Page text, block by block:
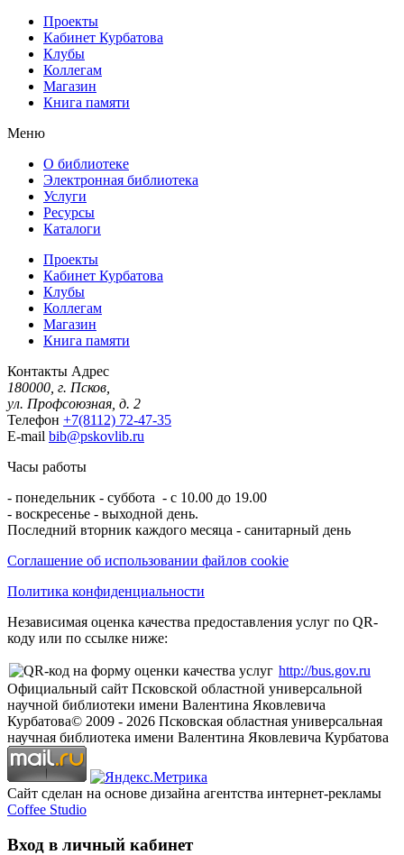
Проекты
Кабинет Курбатова
Клубы
Коллегам
Магазин
Книга памяти
Меню
О библиотеке
Электронная библиотека
Услуги
Ресурсы
Каталоги
Проекты
Кабинет Курбатова
Клубы
Коллегам
Магазин
Книга памяти
Контакты Адрес
180000, г. Псков,
ул. Профсоюзная, д. 2
Телефон +7(8112) 72-47-35
E-mail bib@pskovlib.ru
Часы работы
- понедельник - суббота - с 10.00 до 19.00
- воскресенье - выходной день.
Последний вторник каждого месяца - санитарный день
Соглашение об использовании файлов cookie
Политика конфиденциальности
Независимая оценка качества предоставления услуг по QR-
коду или по ссылке ниже:
http://bus.gov.ru
Официальный сайт Псковской областной универсальной
научной библиотеки имени Валентина Яковлевича
Курбатова© 2009 - 2026 Псковская областная универсальная
научная библиотека имени Валентина Яковлевича Курбатова
Сайт сделан на основе дизайна агентства интернет-рекламы
Coffee Studio
Вход в личный кабинет